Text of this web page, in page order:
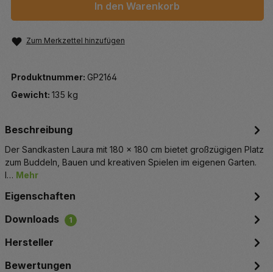
In den Warenkorb
Zum Merkzettel hinzufügen
Produktnummer: GP2164
Gewicht: 135 kg
Beschreibung
Der Sandkasten Laura mit 180 x 180 cm bietet großzügigen Platz
zum Buddeln, Bauen und kreativen Spielen im eigenen Garten.
I… Mehr
Eigenschaften
Downloads
1
Hersteller
Bewertungen